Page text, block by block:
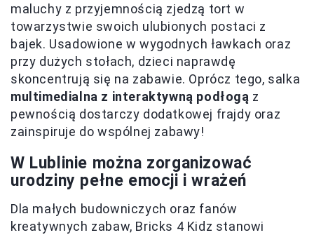
maluchy z przyjemnością zjedzą tort w
towarzystwie swoich ulubionych postaci z
bajek. Usadowione w wygodnych ławkach oraz
przy dużych stołach, dzieci naprawdę
skoncentrują się na zabawie. Oprócz tego, salka
multimedialna z interaktywną podłogą z
pewnością dostarczy dodatkowej frajdy oraz
zainspiruje do wspólnej zabawy!
W Lublinie można zorganizować
urodziny pełne emocji i wrażeń
Dla małych budowniczych oraz fanów
kreatywnych zabaw, Bricks 4 Kidz stanowi